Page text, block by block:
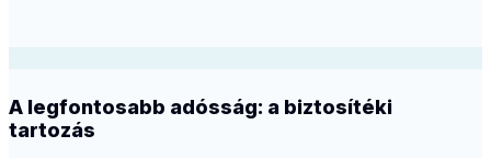
A legfontosabb adósság: a biztosítéki
tartozás